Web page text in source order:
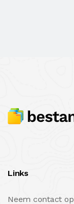
Links
Neem contact op